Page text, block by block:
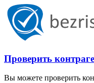
Проверить
Вы можете проверить